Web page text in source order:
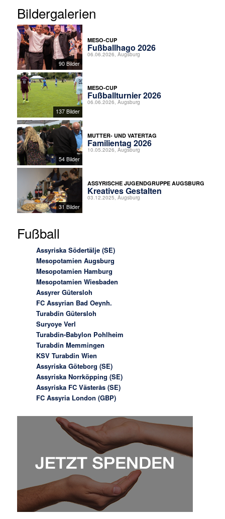
Bildergalerien
90 Bilder
MESO-CUP
Fußballhago 2026
06.06.2026, Augsburg
137 Bilder
MESO-CUP
Fußballturnier 2026
06.06.2026, Augsburg
54 Bilder
MUTTER- UND VATERTAG
Familientag 2026
10.05.2026, Augsburg
31 Bilder
ASSYRISCHE JUGENDGRUPPE AUGSBURG
Kreatives Gestalten
03.12.2025, Augsburg
Fußball
Assyriska Södertälje (SE)
Mesopotamien Augsburg
Mesopotamien Hamburg
Mesopotamien Wiesbaden
Assyrer Gütersloh
FC Assyrian Bad Oeynh.
Turabdin Gütersloh
Suryoye Verl
Turabdin-Babylon Pohlheim
Turabdin Memmingen
KSV Turabdin Wien
Assyriska Göteborg (SE)
Assyriska Norrköpping (SE)
Assyriska FC Västerås (SE)
FC Assyria London (GBP)